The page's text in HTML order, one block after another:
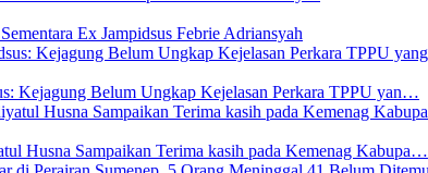
Ex Jampidsus Febrie Adriansyah
Kejagung Belum Ungkap Kejelasan Perkara TPPU yan…
Husna Sampaikan Terima kasih pada Kemenag Kabupa…